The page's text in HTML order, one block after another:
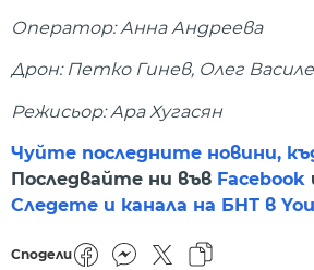
Оператор: Анна Андреева
Дрон: Петко Гинев, Олег
Режисьор: Ара Хугасян
Чуйте последните новини,
Последвайте ни във Facebook
Следете и канала на БНТ в
Сподели